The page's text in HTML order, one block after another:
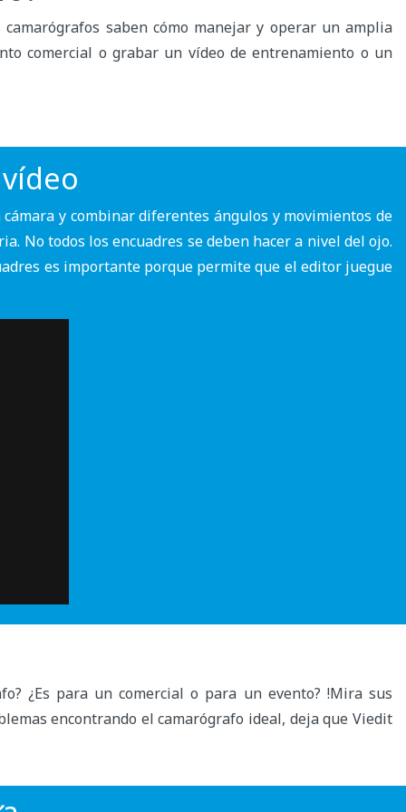
saben cómo manejar y operar un amplia
comercial o grabar un vídeo de entrenamiento o un
y combinar diferentes ángulos y movimientos de
No todos los encuadres se deben hacer a nivel del ojo.
es importante porque permite que el editor juegue
¿Es para un comercial o para un evento? !Mira sus
encontrando el camarógrafo ideal, deja que Viedit